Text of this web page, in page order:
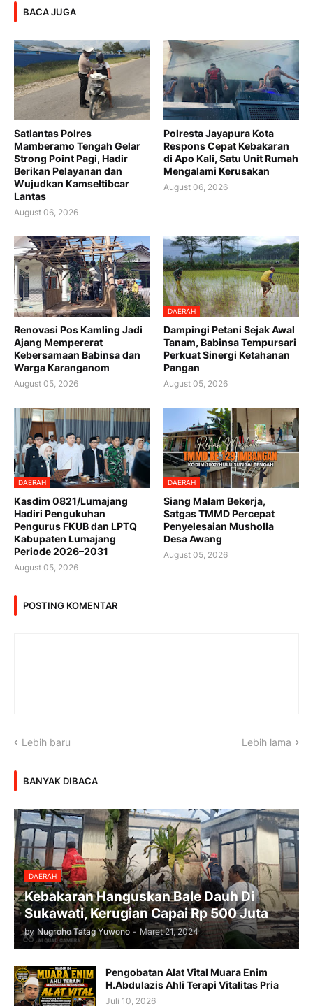
BACA JUGA
Satlantas Polres
Mamberamo Tengah Gelar
Strong Point Pagi, Hadir
Berikan Pelayanan dan
Wujudkan Kamseltibcar
Lantas
August 06, 2026
Polresta Jayapura Kota
Respons Cepat Kebakaran
di Apo Kali, Satu Unit Rumah
Mengalami Kerusakan
August 06, 2026
Renovasi Pos Kamling Jadi
Ajang Mempererat
Kebersamaan Babinsa dan
Warga Karanganom
August 05, 2026
DAERAH
Dampingi Petani Sejak Awal
Tanam, Babinsa Tempursari
Perkuat Sinergi Ketahanan
Pangan
August 05, 2026
DAERAH
Kasdim 0821/Lumajang
Hadiri Pengukuhan
Pengurus FKUB dan LPTQ
Kabupaten Lumajang
Periode 2026–2031
August 05, 2026
DAERAH
Siang Malam Bekerja,
Satgas TMMD Percepat
Penyelesaian Musholla
Desa Awang
August 05, 2026
POSTING KOMENTAR
Lebih baru Lebih lama
BANYAK DIBACA
DAERAH
Kebakaran Hanguskan Bale Dauh Di
Sukawati, Kerugian Capai Rp 500 Juta
by Nugroho Tatag Yuwono - Maret 21, 2024
Pengobatan Alat Vital Muara Enim
H.Abdulazis Ahli Terapi Vitalitas Pria
Juli 10, 2026